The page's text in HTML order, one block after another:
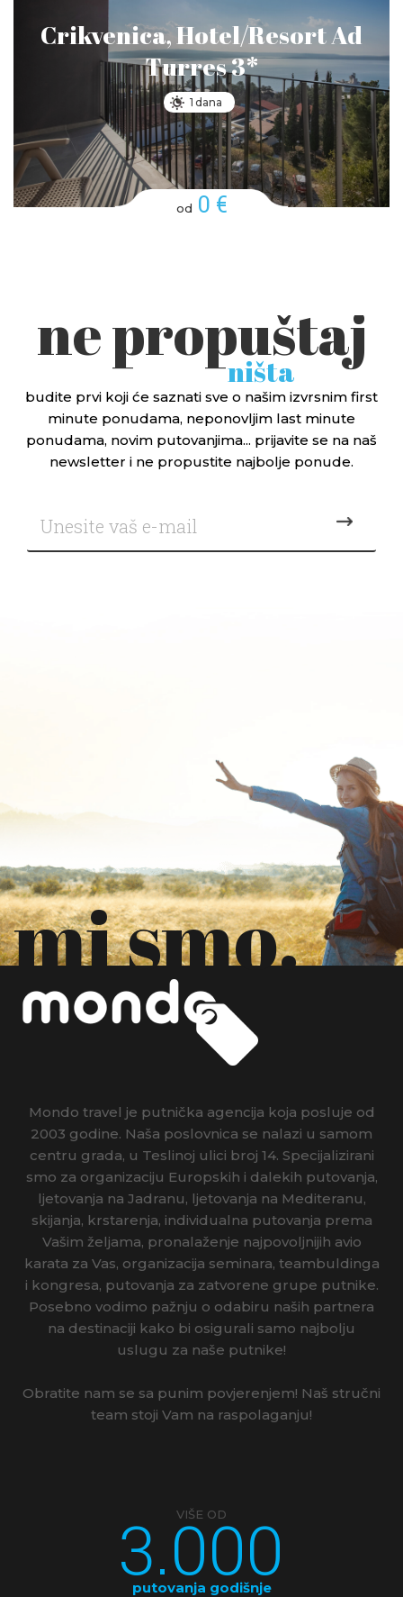
Crikvenica, Hotel/Resort Ad
Turres 3*
1 dana
od 0 €
ne propuštaj
ništa
budite prvi koji će saznati sve o našim izvrsnim first
minute ponudama, neponovljim last minute
ponudama, novim putovanjima... prijavite se na naš
newsletter i ne propustite najbolje ponude.
mi smo.
Mondo travel je putnička agencija koja posluje od
2003 godine. Naša poslovnica se nalazi u samom
centru grada, u Teslinoj ulici broj 14. Specijalizirani
smo za organizaciju Europskih i dalekih putovanja,
ljetovanja na Jadranu, ljetovanja na Mediteranu,
skijanja, krstarenja, individualna putovanja prema
Vašim željama, pronalaženje najpovoljnijih avio
karata za Vas, organizacija seminara, teambuldinga
i kongresa, putovanja za zatvorene grupe putnike.
Posebno vodimo pažnju o odabiru naših partnera
na destinaciji kako bi osigurali samo najbolju
uslugu za naše putnike!
Obratite nam se sa punim povjerenjem! Naš stručni
team stoji Vam na raspolaganju!
VIŠE OD
3.000
putovanja godišnje